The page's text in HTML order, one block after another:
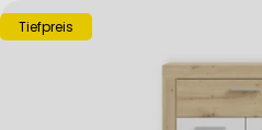
Tiefpreis